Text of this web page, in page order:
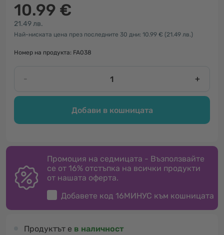
10.99 €
21.49 лв.
Най-ниската цена през последните 30 дни: 10.99 € (21.49 лв.)
Номер на продукта: FA038
- +
Добави в кошницата
Промоция на седмицата - Възползвайте
се от 16% отстъпка на всички продукти
от нашата оферта.
Добавете код 16МИНУС към кошницата
Продуктът е в наличност